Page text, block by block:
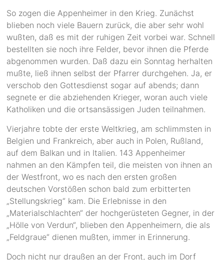
So zogen die Appenheimer in den Krieg. Zunächst
blieben noch viele Bauern zurück, die aber sehr wohl
wußten, daß es mit der ruhigen Zeit vorbei war. Schnell
bestellten sie noch ihre Felder, bevor ihnen die Pferde
abgenommen wurden. Daß dazu ein Sonntag herhalten
mußte, ließ ihnen selbst der Pfarrer durchgehen. Ja, er
verschob den Gottesdienst sogar auf abends; dann
segnete er die abziehenden Krieger, woran auch viele
Katholiken und die ortsansässigen Juden teilnahmen.
Vierjahre tobte der erste Weltkrieg, am schlimmsten in
Belgien und Frankreich, aber auch in Polen, Rußland,
auf dem Balkan und in Italien. 143 Appenheimer
nahmen an den Kämpfen teil, die meisten von ihnen an
der Westfront, wo es nach den ersten großen
deutschen Vorstößen schon bald zum erbitterten
„Stellungskrieg“ kam. Die Erlebnisse in den
„Materialschlachten“ der hochgerüsteten Gegner, in der
„Hölle von Verdun“, blieben den Appenheimern, die als
„Feldgraue“ dienen mußten, immer in Erinnerung.
Doch nicht nur draußen an der Front, auch im Dorf